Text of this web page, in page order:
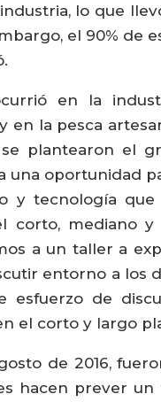
lo que
el 90% de
en la
y en la pesca
plantearon el
una oportunidad
y tecnología que
mediano
a un taller a
entorno a los
de
el corto y largo
de 2016,
hacen prever